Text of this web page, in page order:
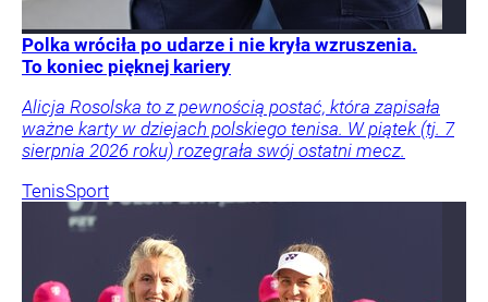
Polka wróciła po udarze i nie kryła wzruszenia.
To koniec pięknej kariery
Alicja Rosolska to z pewnością postać, która zapisała
ważne karty w dziejach polskiego tenisa. W piątek (tj. 7
sierpnia 2026 roku) rozegrała swój ostatni mecz.
TenisSport